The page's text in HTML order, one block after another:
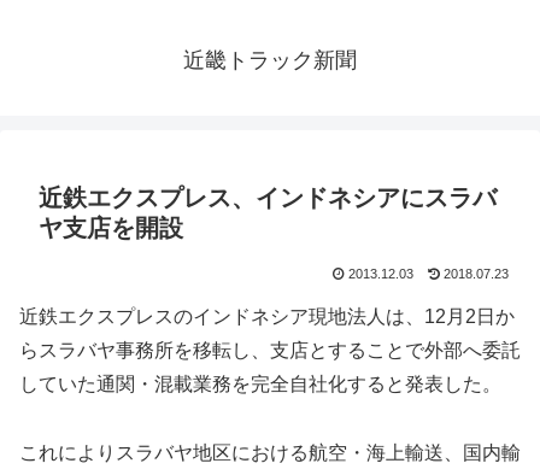
近畿トラック新聞
近鉄エクスプレス、インドネシアにスラバ
ヤ支店を開設
2013.12.03 2018.07.23
近鉄エクスプレスのインドネシア現地法人は、12月2日か
らスラバヤ事務所を移転し、支店とすることで外部へ委託
していた通関・混載業務を完全自社化すると発表した。
これによりスラバヤ地区における航空・海上輸送、国内輸